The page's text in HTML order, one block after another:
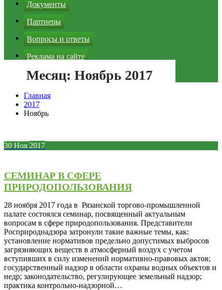
Документы
Партнеры
Вопросы и ответы
Реклама на сайте
Зеленая кнопка
Месяц:Ноябрь 2017
Главная
2017
Ноябрь
30 Ноя 2017
СЕМИНАР В СФЕРЕ
ПРИРОДОПОЛЬЗОВАНИЯ
28 ноября 2017 года в Рязанской торгово-промышленной
палате состоялся семинар, посвященный актуальным
вопросам в сфере природопользования. Представители
Росприроднадзора затронули такие важные темы, как:
установление нормативов предельно допустимых выбросов
загрязняющих веществ в атмосферный воздух с учетом
вступивших в силу изменений нормативно-правовых актов;
государственный надзор в области охраны водных объектов и
недр; законодательство, регулирующее земельный надзор;
практика контрольно-надзорной…